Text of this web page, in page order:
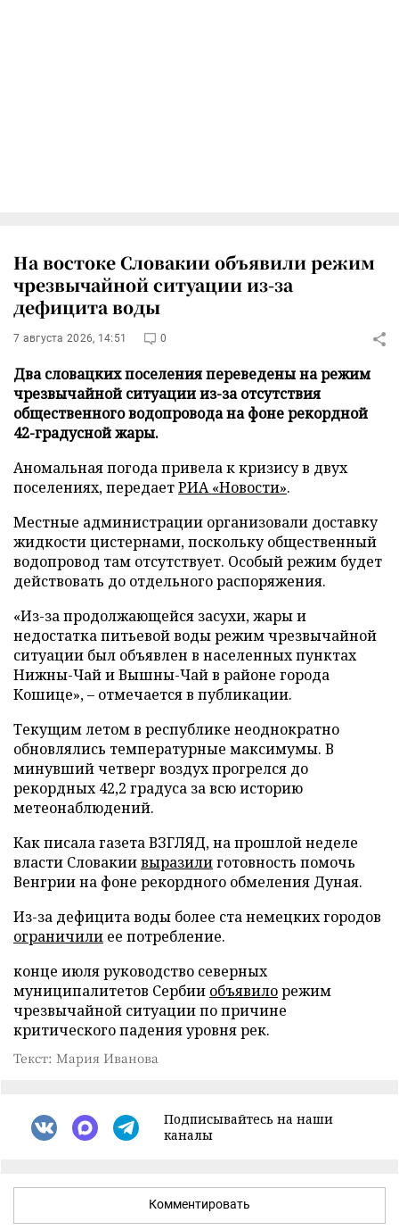
На востоке Словакии объявили режим
чрезвычайной ситуации из-за
дефицита воды
7 августа 2026, 14:51 0
Два словацких поселения переведены на режим
чрезвычайной ситуации из-за отсутствия
общественного водопровода на фоне рекордной
42-градусной жары.
Аномальная погода привела к кризису в двух
поселениях, передаетРИА «Новости».
Местные администрации организовали доставку
жидкости цистернами, поскольку общественный
водопровод там отсутствует. Особый режим будет
действовать до отдельного распоряжения.
«Из-за продолжающейся засухи, жары и
недостатка питьевой воды режим чрезвычайной
ситуации был объявлен в населенных пунктах
Нижны-Чай и Вышны-Чай в районе города
Кошице», – отмечается в публикации.
Текущим летом в республике неоднократно
обновлялись температурные максимумы. В
минувший четверг воздух прогрелся до
рекордных 42,2 градуса за всю историю
метеонаблюдений.
Как писала газета ВЗГЛЯД, на прошлой неделе
власти Словакиивыразилиготовность помочь
Венгрии на фоне рекордного обмеления Дуная.
Из-за дефицита воды более ста немецких городов
ограничили ее потребление.
конце июля руководство северных
муниципалитетов Сербии объявилорежим
чрезвычайной ситуации по причине
критического падения уровня рек.
Текст: Мария Иванова
Подписывайтесь на наши
каналы
Комментировать